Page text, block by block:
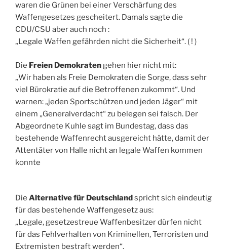
waren die Grünen bei einer Verschärfung des
Waffengesetzes gescheitert. Damals sagte die
CDU/CSU aber auch noch :
„Legale Waffen gefährden nicht die Sicherheit“. ( ! )
Die Freien Demokratengehen hier nicht mit:
„Wir haben als Freie Demokraten die Sorge, dass sehr
viel Bürokratie auf die Betroffenen zukommt“. Und
warnen: „jeden Sportschützen und jeden Jäger“ mit
einem „Generalverdacht“ zu belegen sei falsch. Der
Abgeordnete Kuhle sagt im Bundestag, dass das
bestehende Waffenrecht ausgereicht hätte, damit der
Attentäter von Halle nicht an legale Waffen kommen
konnte
Die Alternative für Deutschlandspricht sich eindeutig
für das bestehende Waffengesetz aus:
„Legale, gesetzestreue Waffenbesitzer dürfen nicht
für das Fehlverhalten von Kriminellen, Terroristen und
Extremisten bestraft werden“.